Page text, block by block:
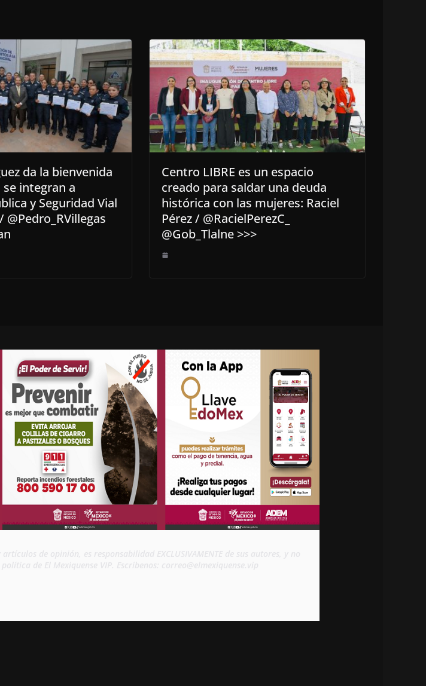
da la bienvenida
se integran a
y Seguridad Vial
Centro LIBRE es un espacio
creado para saldar una deuda
histórica con las mujeres: Raciel
Pérez / @RacielPerezC_
@Gob_Tlalne >>>